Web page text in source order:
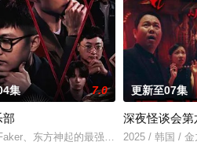
能性。 他爱她，他爱他，她爱她。 是兄
集 7.0
部
、东方神起的最强昌珉、TXT的杋圭
更新至07集
深夜怪谈会第
2025 / 韩国 /